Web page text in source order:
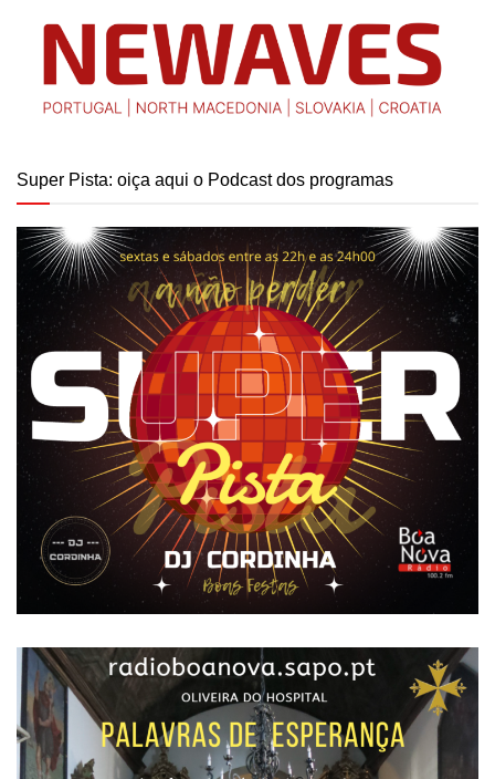
Super Pista: oiça aqui o Podcast dos programas